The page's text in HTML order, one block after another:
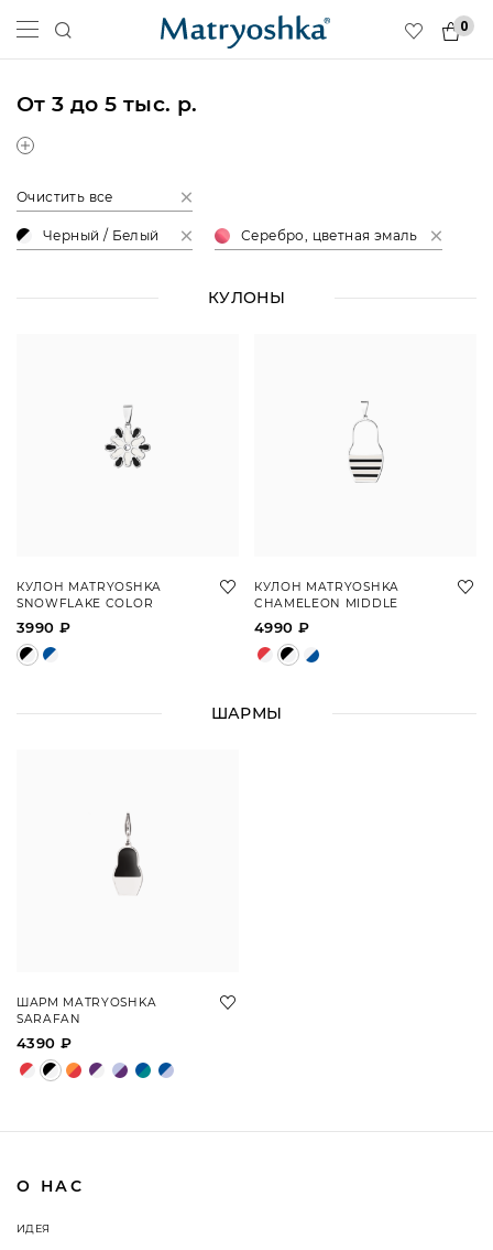
0
От 3 до 5 тыс. р.
Очистить все
Черный / Белый Серебро, цветная эмаль
КУЛОНЫ
КУЛОН MATRYOSHKA
SNOWFLAKE COLOR
3990 ₽
КУЛОН MATRYOSHKA
CHAMELEON MIDDLE
4990 ₽
ШАРМЫ
ШАРМ MATRYOSHKA
SARAFAN
4390 ₽
О НАС
ИДЕЯ